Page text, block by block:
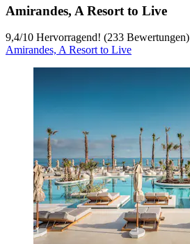
Amirandes, A Resort to Live
9,4/10 Hervorragend! (233 Bewertungen)
Amirandes, A Resort to Live